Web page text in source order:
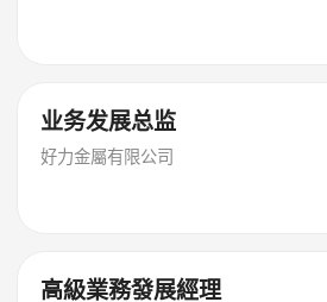
业务发展总监
好力金屬有限公司
高級業務發展經理